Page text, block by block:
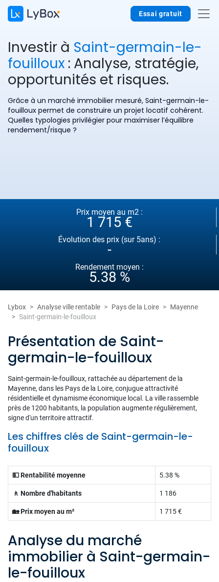
Essai gratuit
Investir à Saint-germain-le-
fouilloux : Analyse, stratégie,
opportunités et risques.
Grâce à un marché immobilier mesuré, Saint-germain-le-
fouilloux permet de construire un projet locatif cohérent.
Quelles typologies privilégier pour maximiser l’équilibre
rendement/risque ?
Prix moyen au m2 :
1 715 €
Évolution des prix (sur 5ans) :
-
Rendement moyen :
5.38 %
Lybox Analyse ville rentable Pays de la Loire
Mayenne
Saint-germain-le-fouilloux
Présentation de Saint-
germain-le-fouilloux
Saint-germain-le-fouilloux, rattachée au département de la
Mayenne, dans les Pays de la Loire, conjugue attractivité
résidentielle et dynamisme économique local. La ville rassemble
près de 1200 habitants, la population augmente régulièrement,
signe d'un territoire attractif.
Les chiffres clés de Saint-germain-le-
fouilloux
💵 Rentabilité moyenne 5.38 %
🚶 Nombre d'habitants 1 186
🏡 Prix moyen au m² 1 715 €
Analyse du marché
immobilier à Saint-germain-
le-fouilloux